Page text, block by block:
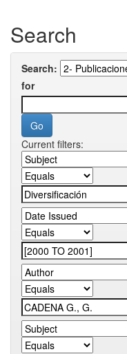
Search
Search:
for
Current filters: